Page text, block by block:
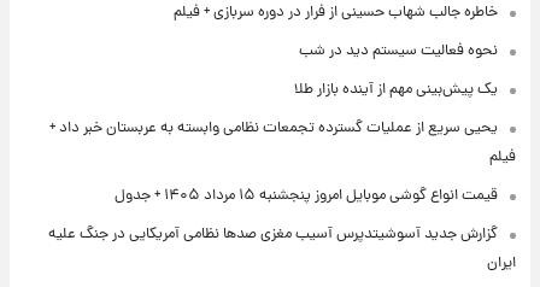
خاطره جالب شهاب حسینی از فرار در دوره سربازی + فیلم
نحوه فعالیت سیستم دید در شب
یک پیش‌بینی مهم از آینده بازار طلا
یحیی سریع از عملیات گسترده تجمعات نظامی وابسته به عربستان خبر داد +
فیلم
قیمت انواع گوشی موبایل امروز پنجشنبه ۱۵ مرداد ۱۴۰۵ + جدول
گزارش جدید آسوشیتدپرس آسیب مغزی صدها نظامی آمریکایی در جنگ علیه
ایران